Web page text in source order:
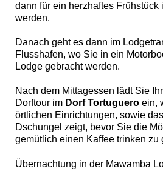
dann für ein herzhaftes Frühstück
werden.
Danach geht es dann im
Flusshafen, wo Sie in ein
Lodge gebracht werden.
Nach dem Mittagessen lädt Sie
Dorftour im Dorf Tortuguero ein,
örtlichen Einrichtungen, sowie
Dschungel zeigt, bevor Sie die
gemütlich einen Kaffee trinken zu
Übernachtung in der Mawamba